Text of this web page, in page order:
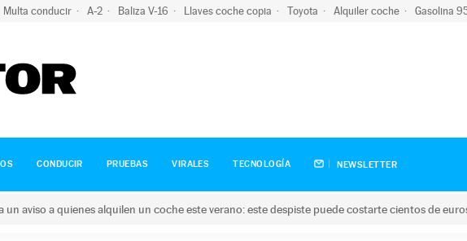
Multa conducir A-2 Baliza V-16 Llaves coche copia Toyota Alquiler coche Gasolina
CONDUCIR PRUEBAS VIRALES TECNOLOGÍA NEWSLETTER
un aviso a quienes alquilen un coche este verano: este despiste puede costarte cientos de